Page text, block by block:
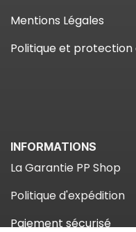
Mentions Légales
Politique et protection
INFORMATIONS
La Garantie PP Shop​
Politique d'expédition
Paiement sécuris​é​